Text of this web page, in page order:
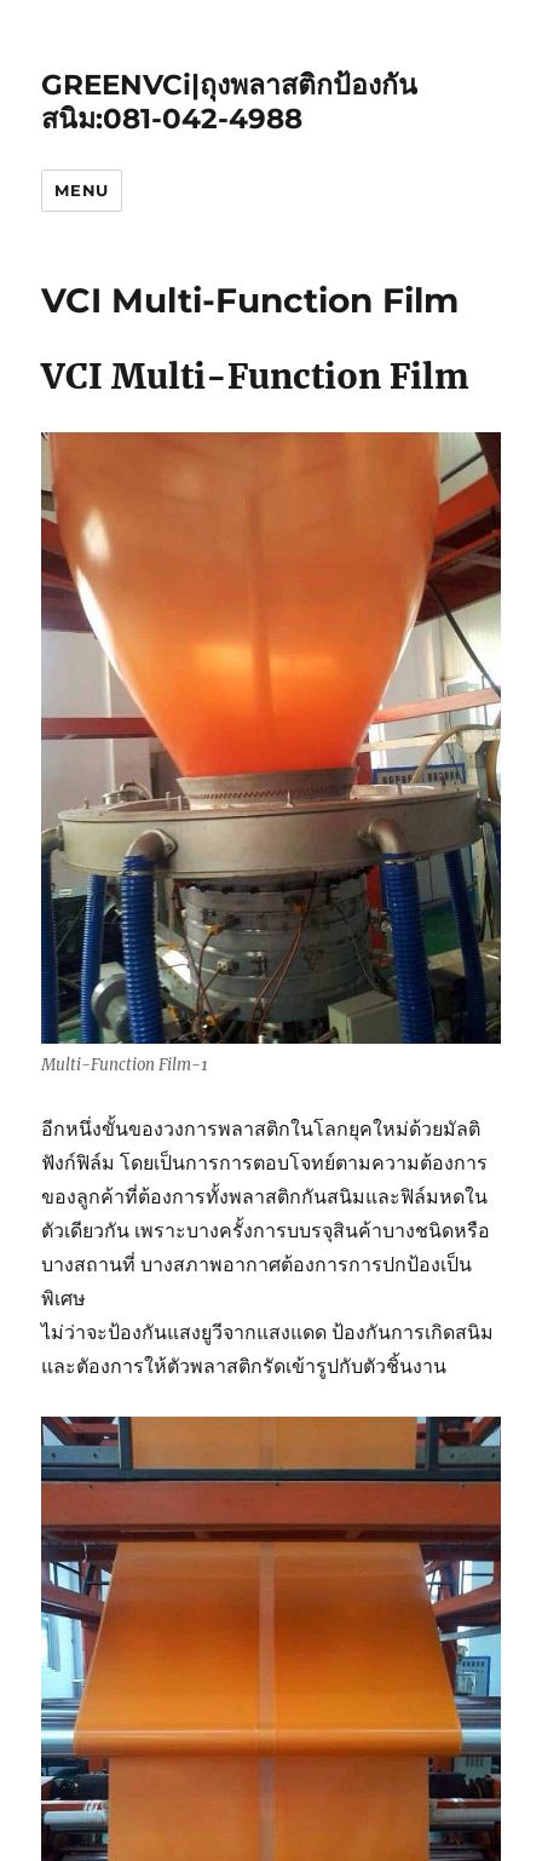
GREENVCi|ถุงพลาสติกป้องกัน
สนิม:081-042-4988
MENU
VCI Multi-Function Film
VCI Multi-Function Film
Multi-Function Film-1
อีกหนึ่งขั้นของวงการพลาสติกในโลกยุคใหม่ด้วยมัลติ
ฟังก์ฟิล์ม โดยเป็นการการตอบโจทย์ตามความต้องการ
ของลูกค้าที่ต้องการทั้งพลาสติกกันสนิมและฟิล์มหดใน
ตัวเดียวกัน เพราะบางครั้งการบบรจุสินค้าบางชนิดหรือ
บางสถานที่ บางสภาพอากาศต้องการการปกป้องเป็น
พิเศษ
ไม่ว่าจะป้องกันแสงยูวีจากแสงแดด ป้องกันการเกิดสนิม
และตัองการให้ตัวพลาสติกรัดเข้ารูปกับตัวชิ้นงาน